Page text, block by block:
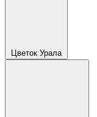
Цветок Урала